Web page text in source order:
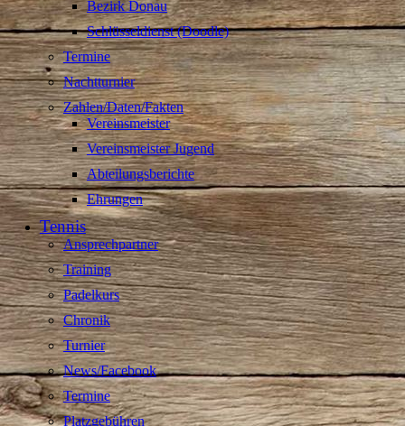
Bezirk Donau
Schlüsseldienst (Doodle)
Termine
Nachtturnier
Zahlen/Daten/Fakten
Vereinsmeister
Vereinsmeister Jugend
Abteilungsberichte
Ehrungen
Tennis
Ansprechpartner
Training
Padelkurs
Chronik
Turnier
News/Facebook
Termine
Platzgebühren